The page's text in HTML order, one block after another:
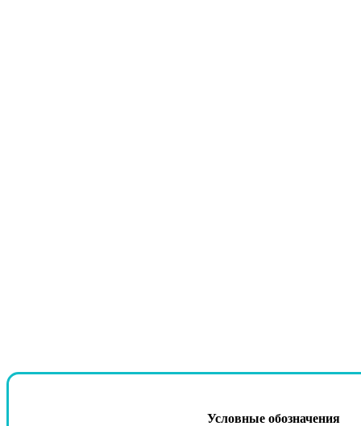
Условные обозначения